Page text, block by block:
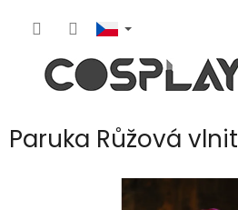
Paruka Růžová